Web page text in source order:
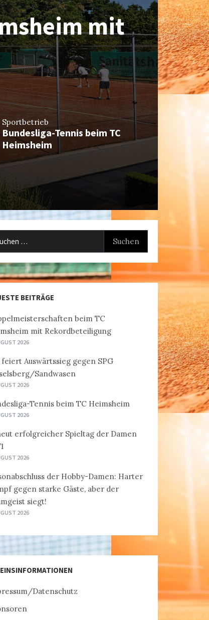
mit
SPG
40/1
Sportbetrieb
Bundesliga-Tennis beim TC
Heimsheim
der
4
BEITRÄGE
beim TC
mit Rekordbeteiligung
2026
feiert Auswärtssieg gegen SPG
Sandwasen
2026
Tennis beim TC Heimsheim
2026
erfolgreicher Spieltag der Damen
2026
der Hobby-Damen: Harter
gegen starke Gäste, aber der
siegt!
2026
Datenschutz